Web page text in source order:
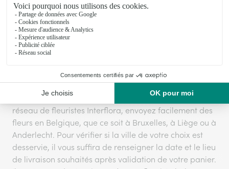
LIVRAISON DE FLEURS EN
BELGIQUE
Un de vos proches réside actuellement en Belgique et
vous souhaitez lui témoigner votre affection, votre
reconnaissance ou encore votre soutient ? Grâce au
réseau de fleuristes Interflora, envoyez facilement des
fleurs en Belgique, que ce soit à Bruxelles, à Liège ou à
Anderlecht. Pour vérifier si la ville de votre choix est
desservie, il vous suffira de renseigner la date et le lieu
de livraison souhaités après validation de votre panier.